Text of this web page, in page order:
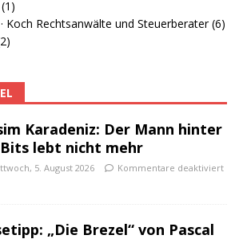
Koch Rechtsanwälte und Steuerberater (6)
Karadeniz: Der Mann hinter
Bits lebt nicht mehr
5. August 2026 Kommentare deaktiviert
„Die Brezel“ von Pascal